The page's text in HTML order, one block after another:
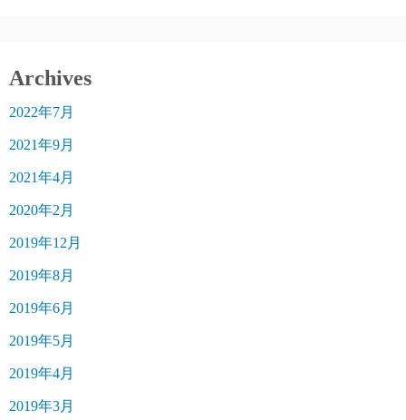
Archives
2022年7月
2021年9月
2021年4月
2020年2月
2019年12月
2019年8月
2019年6月
2019年5月
2019年4月
2019年3月